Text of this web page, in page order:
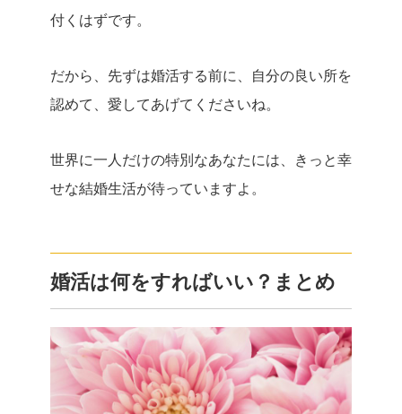
付くはずです。
だから、先ずは婚活する前に、自分の良い所を
認めて、愛してあげてくださいね。
世界に一人だけの特別なあなたには、きっと幸
せな結婚生活が待っていますよ。
婚活は何をすればいい？まとめ